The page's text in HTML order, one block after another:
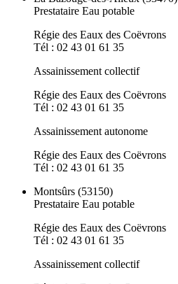
Prestataire Eau potable
Régie des Eaux des Coëvrons
Tél : 02 43 01 61 35
Assainissement collectif
Régie des Eaux des Coëvrons
Tél : 02 43 01 61 35
Assainissement autonome
Régie des Eaux des Coëvrons
Tél : 02 43 01 61 35
Montsûrs (53150)
Prestataire Eau potable
Régie des Eaux des Coëvrons
Tél : 02 43 01 61 35
Assainissement collectif